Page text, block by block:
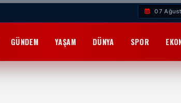
07
GÜNDEM YAŞAM DÜNYA SPOR